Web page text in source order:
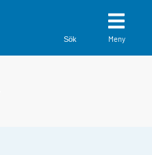
Sök Meny